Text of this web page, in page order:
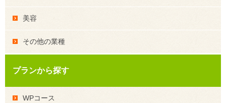
美容
その他の業種
プランから探す
WPコース